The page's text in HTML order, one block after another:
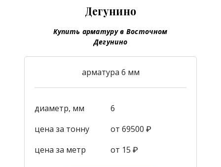
Дегунино
Купить арматуру в Восточном
Дегунино
арматура 6 мм
диаметр, мм
6
цена за тонну
от 69500 ₽
цена за метр
от 15 ₽